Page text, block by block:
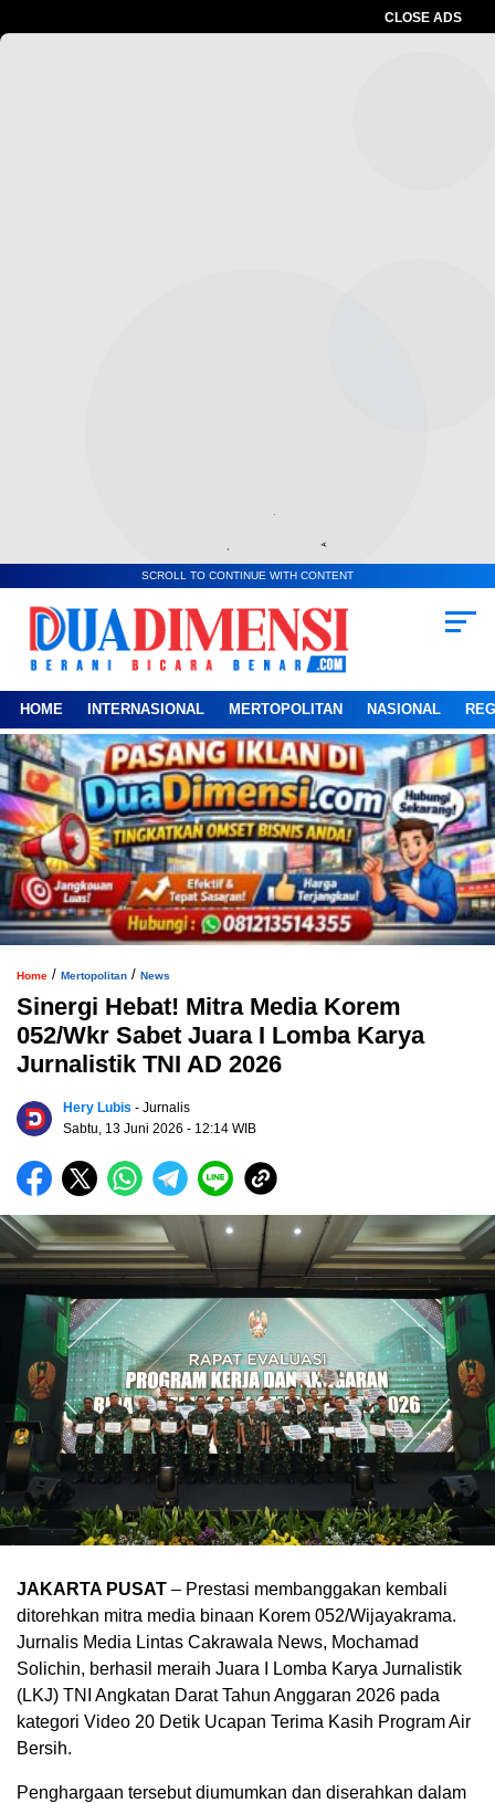
CLOSE ADS
SCROLL TO CONTINUE WITH CONTENT
HOME INTERNASIONAL MERTOPOLITAN NASIONAL
Home / Mertopolitan / News
Sinergi Hebat! Mitra Media Korem
052/Wkr Sabet Juara I Lomba Karya
Jurnalistik TNI AD 2026
Hery Lubis - Jurnalis
Sabtu, 13 Juni 2026 - 12:14 WIB
JAKARTA PUSAT – Prestasi membanggakan kembali
ditorehkan mitra media binaan Korem 052/Wijayakrama.
Jurnalis Media Lintas Cakrawala News, Mochamad
Solichin, berhasil meraih Juara I Lomba Karya Jurnalistik
(LKJ) TNI Angkatan Darat Tahun Anggaran 2026 pada
kategori Video 20 Detik Ucapan Terima Kasih Program Air
Bersih.
Penghargaan tersebut diumumkan dan diserahkan dalam